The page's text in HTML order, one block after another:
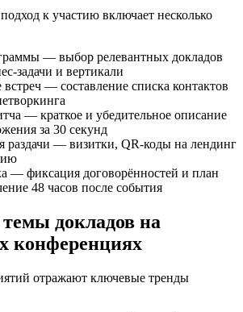
к участию включает несколько
— выбор релевантных докладов
задачи и вертикали
— составление списка контактов
— краткое и убедительное описание
за 30 секунд
раздачи — визитки, QR-коды на лендинг
— фиксация договорённостей и план
48 часов после события
докладов на
конференциях
отражают ключевые тренды